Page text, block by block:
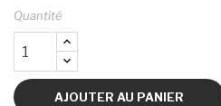
Quantité
AJOUTER AU PANIER